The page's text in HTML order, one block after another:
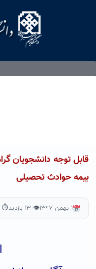
قابل توجه دانشجویان
بیمه حوادث تحصیلی
۱ بهمن ۱۳۹۷ 👁 ۱۳ بازدید ⏱ ۱ دقیقه مطالعه